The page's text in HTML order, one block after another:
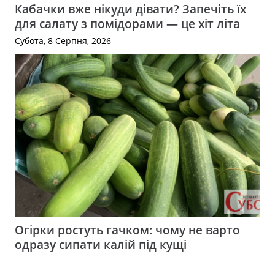
Кабачки вже нікуди дівати? Запечіть їх
для салату з помідорами — це хіт літа
Субота, 8 Серпня, 2026
Огірки ростуть гачком: чому не варто
одразу сипати калій під кущі